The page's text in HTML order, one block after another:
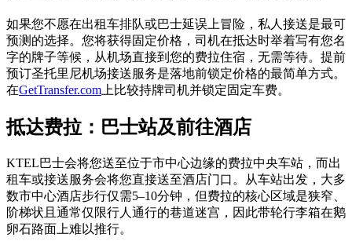
如果您不愿在出租车排队或巴士延误上冒险，私人接送是最可
预测的选择。您将获得固定价格，司机在抵达时举着写有您名
字的牌子等候，从机场直接到您的费拉住宿，无需等待。提前
预订圣托里尼机场接送服务是落地前锁定价格的最简单方式。
在GetTransfer.com 上比较持牌司机并锁定固定车费。
抵达费拉：巴士站及前往酒店
KTEL巴士会将您送至位于市中心边缘的费拉中央车站，而出
租车或接送服务会将您直接送至酒店门口。从车站出发，大多
数市中心酒店步行仅需5–10分钟，但费拉的核心区域是狭窄、
阶梯状且通常仅限行人通行的巷道迷宫，因此带轮行李箱在鹅
卵石路面上难以推行。